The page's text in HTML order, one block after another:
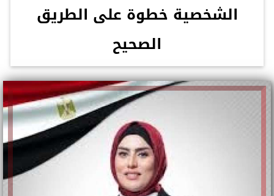
الشخصية خطوة على الطريق
الصحيح